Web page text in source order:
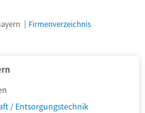
Firmenverzeichnis
/ Entsorgungstechnik